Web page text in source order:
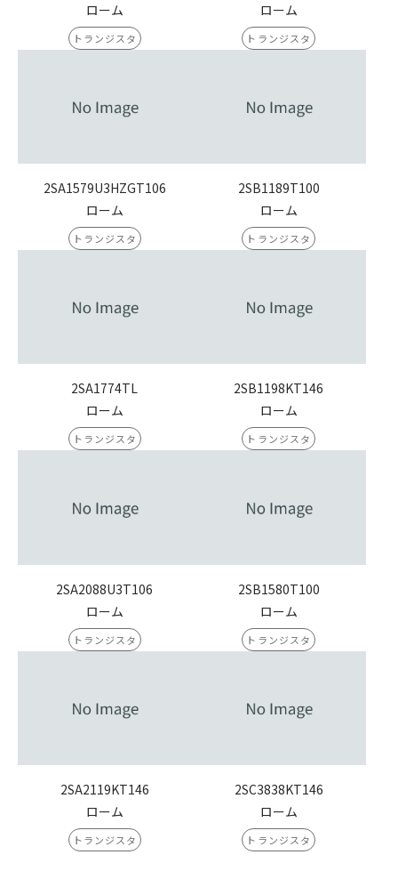
ローム
トランジスタ
ローム
トランジスタ
2SA1579U3HZGT106
ローム
トランジスタ
2SB1189T100
ローム
トランジスタ
2SA1774TL
ローム
トランジスタ
2SB1198KT146
ローム
トランジスタ
2SA2088U3T106
ローム
トランジスタ
2SB1580T100
ローム
トランジスタ
2SA2119KT146
ローム
トランジスタ
2SC3838KT146
ローム
トランジスタ